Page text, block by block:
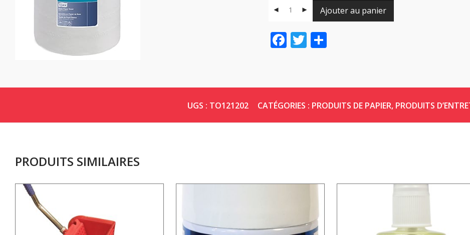
Ajouter au panier
Facebook
Twitter
Share
UGS : TO121202 CATÉGORIES : PRODUITS DE PAPIER, PRODUITS
PRODUITS SIMILAIRES